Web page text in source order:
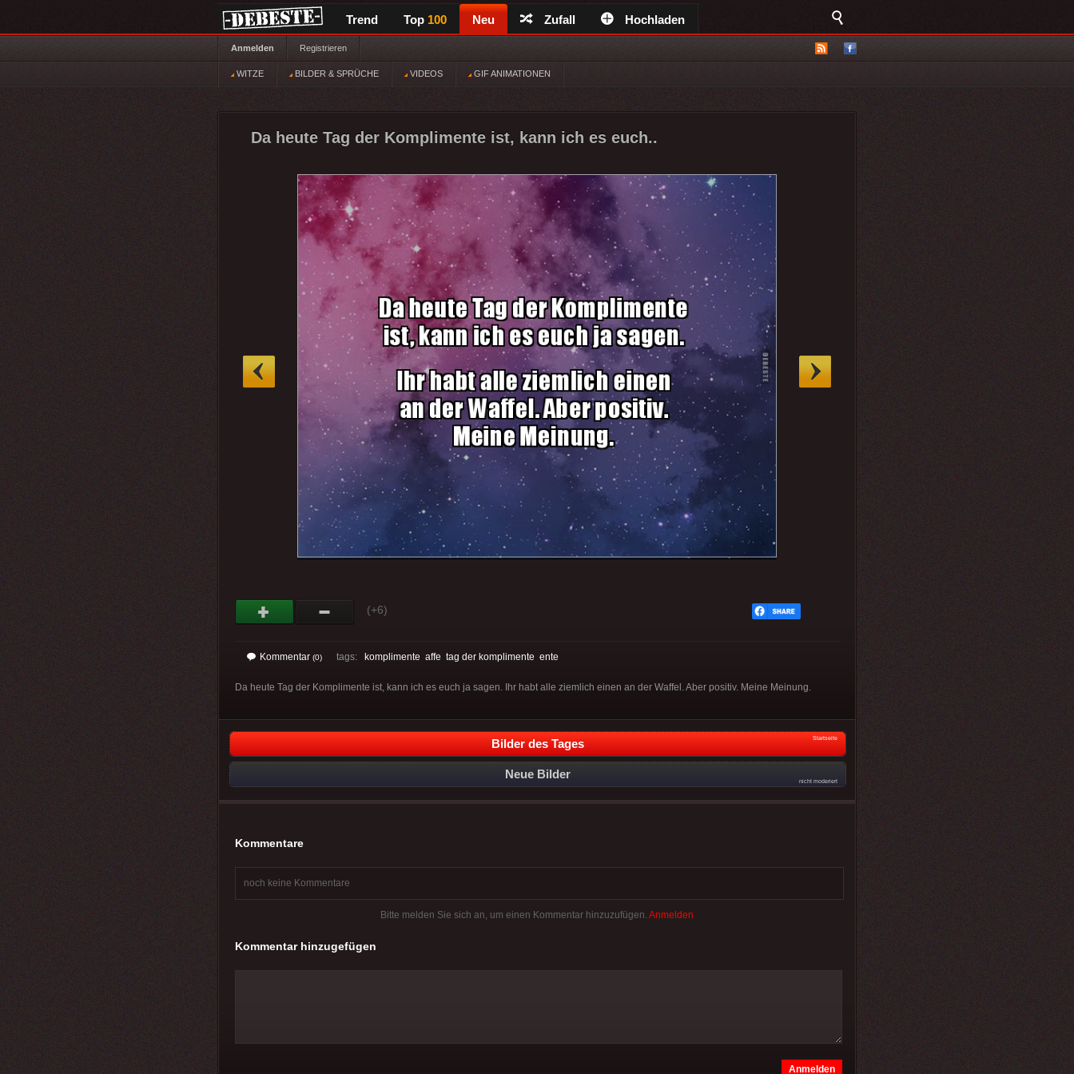
Trend Top 100 Neu Zufall Hochladen
Anmelden Registrieren
WITZE BILDER & SPRÜCHE VIDEOS GIF ANIMATIONEN
Da heute Tag der Komplimente ist, kann ich es euch..
(+6)
Kommentar (0) tags: komplimente affe tag der komplimente ente
Da heute Tag der Komplimente ist, kann ich es euch ja sagen. Ihr habt alle ziemlich einen an der Waffel. Aber positiv. Meine Meinung.
Bilder des Tages Startseite
Neue Bilder
nicht moderiert
Kommentare
noch keine Kommentare
Bitte melden Sie sich an, um einen Kommentar hinzuzufügen. Anmelden
Kommentar hinzugefügen